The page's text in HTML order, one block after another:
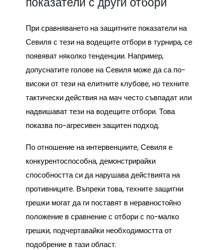
При сравняването на защитните показатели на
Севиля с тези на водещите отбори в турнира, се
появяват няколко тенденции. Например,
допуснатите голове на Севиля може да са по-
високи от тези на елитните клубове, но техните
тактически действия на мач често съвпадат или
надвишават тези на водещите отбори. Това
показва по-агресивен защитен подход.
По отношение на интервенциите, Севиля е
конкурентоспособна, демонстрирайки
способността си да нарушава действията на
противниците. Въпреки това, техните защитни
грешки могат да ги поставят в неравностойно
положение в сравнение с отбори с по-малко
грешки, подчертавайки необходимостта от
подобрение в тази област.